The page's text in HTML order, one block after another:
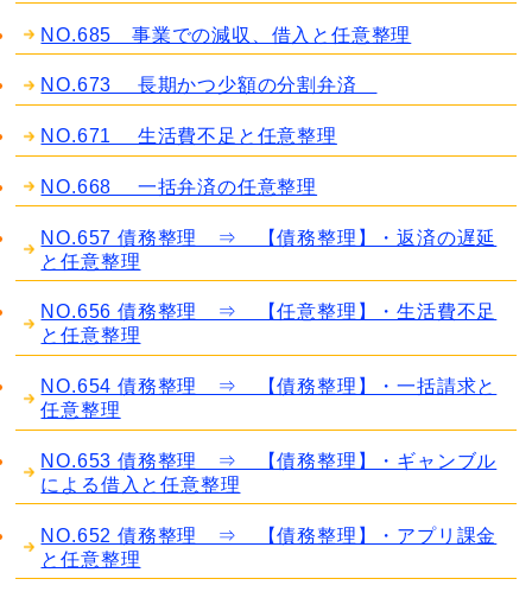
NO.685 事業での減収、借入と任意整理
NO.673 長期かつ少額の分割弁済
NO.671 生活費不足と任意整理
NO.668 一括弁済の任意整理
NO.657 債務整理 ⇒ 【債務整理】・返済の遅延
と任意整理
NO.656 債務整理 ⇒ 【任意整理】・生活費不足
と任意整理
NO.654 債務整理 ⇒ 【債務整理】・一括請求と
任意整理
NO.653 債務整理 ⇒ 【債務整理】・ギャンブル
による借入と任意整理
NO.652 債務整理 ⇒ 【債務整理】・アプリ課金
と任意整理